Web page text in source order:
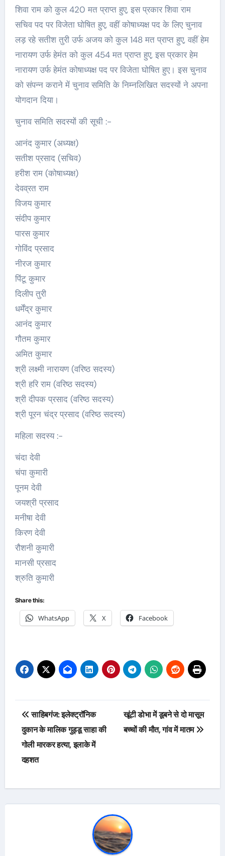
शिवा राम को कुल 420 मत प्राप्त हुए, इस प्रकार शिवा राम
सचिव पद पर विजेता घोषित हुए, वहीं कोषाध्यक्ष पद के लिए चुनाव
लड़ रहे सतीश तुरी उर्फ अजय को कुल 148 मत प्राप्त हुए, वहीं हेम
नारायण उर्फ हेमंत को कुल 454 मत प्राप्त हुए, इस प्रकार हेम
नारायण उर्फ हेमंत कोषाध्यक्ष पद पर विजेता घोषित हुए। इस चुनाव
को संपन्न कराने में चुनाव समिति के निम्नलिखित सदस्यों ने अपना
योगदान दिया।
चुनाव समिति सदस्यों की सूची :-
आनंद कुमार (अध्यक्ष)
सतीश प्रसाद (सचिव)
हरीश राम (कोषाध्यक्ष)
देवव्रत राम
विजय कुमार
संदीप कुमार
पारस कुमार
गोविंद प्रसाद
नीरज कुमार
पिंटू कुमार
दिलीप तुरी
धर्मेंद्र कुमार
आनंद कुमार
गौतम कुमार
अमित कुमार
श्री लक्ष्मी नारायण (वरिष्ठ सदस्य)
श्री हरि राम (वरिष्ठ सदस्य)
श्री दीपक प्रसाद (वरिष्ठ सदस्य)
श्री पूरन चंद्र प्रसाद (वरिष्ठ सदस्य)
महिला सदस्य :-
चंदा देवी
चंपा कुमारी
पूनम देवी
जयश्री प्रसाद
मनीषा देवी
किरण देवी
रौशनी कुमारी
मानसी प्रसाद
श्रुति कुमारी
Share this:
WhatsApp X Facebook
Post
navigation
साहिबगंज: इलेक्ट्रॉनिक
दुकान के मालिक गुड्डू साहा की
गोली मारकर हत्या, इलाके में
दहशत
खूंटी डोभा में डूबने से दो मासूम
बच्चों की मौत, गांव में मातम